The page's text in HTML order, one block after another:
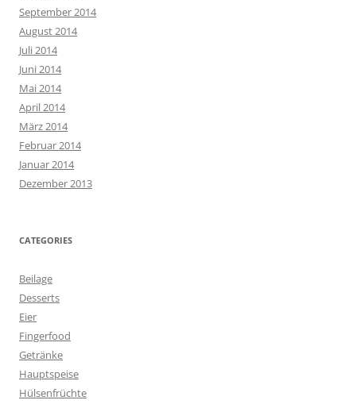
September 2014
August 2014
Juli 2014
Juni 2014
Mai 2014
April 2014
März 2014
Februar 2014
Januar 2014
Dezember 2013
CATEGORIES
Beilage
Desserts
Eier
Fingerfood
Getränke
Hauptspeise
Hülsenfrüchte